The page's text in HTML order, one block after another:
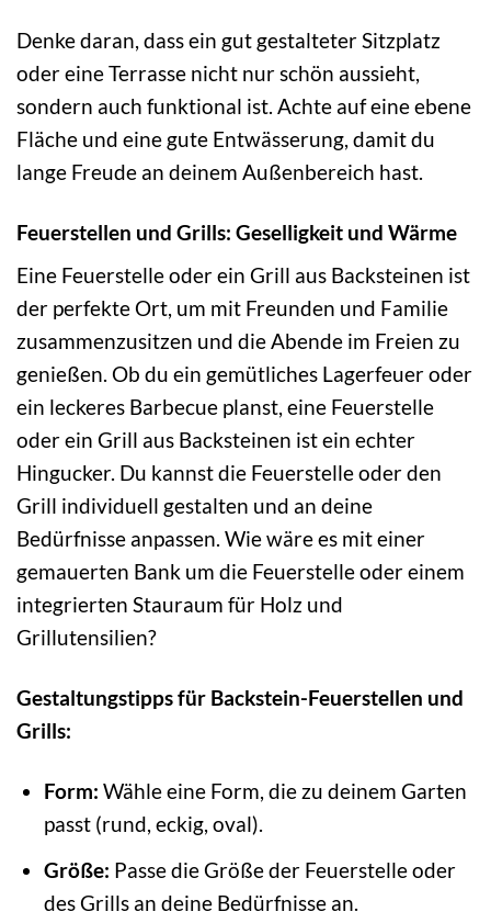
Denke daran, dass ein gut gestalteter Sitzplatz
oder eine Terrasse nicht nur schön aussieht,
sondern auch funktional ist. Achte auf eine ebene
Fläche und eine gute Entwässerung, damit du
lange Freude an deinem Außenbereich hast.
Feuerstellen und Grills: Geselligkeit und Wärme
Eine Feuerstelle oder ein Grill aus Backsteinen ist
der perfekte Ort, um mit Freunden und Familie
zusammenzusitzen und die Abende im Freien zu
genießen. Ob du ein gemütliches Lagerfeuer oder
ein leckeres Barbecue planst, eine Feuerstelle
oder ein Grill aus Backsteinen ist ein echter
Hingucker. Du kannst die Feuerstelle oder den
Grill individuell gestalten und an deine
Bedürfnisse anpassen. Wie wäre es mit einer
gemauerten Bank um die Feuerstelle oder einem
integrierten Stauraum für Holz und
Grillutensilien?
Gestaltungstipps für Backstein-Feuerstellen und
Grills:
Form: Wähle eine Form, die zu deinem Garten
passt (rund, eckig, oval).
Größe: Passe die Größe der Feuerstelle oder
des Grills an deine Bedürfnisse an.